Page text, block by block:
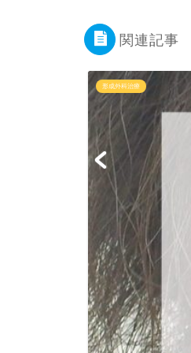
関連記事
形成外科治療